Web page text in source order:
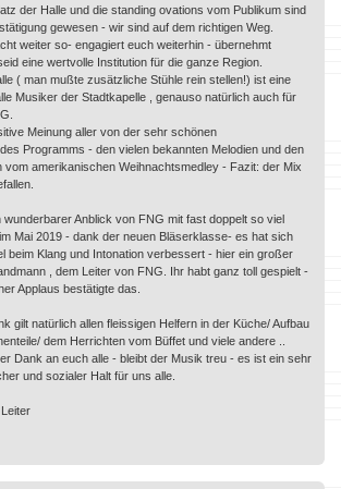
der Halle und die standing ovations vom Publikum sind
gewesen - wir sind auf dem richtigen Weg.
weiter so- engagiert euch weiterhin - übernehmt
eine wertvolle Institution für die ganze Region.
( man mußte zusätzliche Stühle rein stellen!) ist eine
Musiker der Stadtkapelle , genauso natürlich auch für
Meinung aller von der sehr schönen
Programms - den vielen bekannten Melodien und den
vom amerikanischen Weihnachtsmedley - Fazit: der Mix
wunderbarer Anblick von FNG mit fast doppelt so viel
Mai 2019 - dank der neuen Bläserklasse- es hat sich
beim Klang und Intonation verbessert - hier ein großer
, dem Leiter von FNG. Ihr habt ganz toll gespielt -
Applaus bestätigte das.
gilt natürlich allen fleissigen Helfern in der Küche/ Aufbau
dem Herrichten vom Büffet und viele andere ..
Dank an euch alle - bleibt der Musik treu - es ist ein sehr
und sozialer Halt für uns alle.